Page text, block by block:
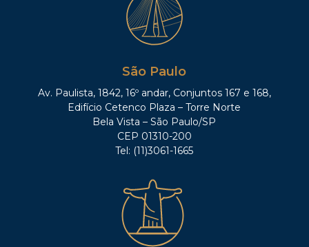
São Paulo
Av. Paulista, 1842, 16º andar, Conjuntos 167 e 168,
Edifício Cetenco Plaza – Torre Norte
Bela Vista – São Paulo/SP
CEP 01310-200
Tel: (11)3061-1665